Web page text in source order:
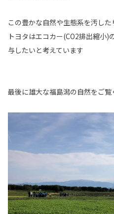
この豊かな自然や生態系を汚し
トヨタはエコカー(CO2排出縮小
与したいと考えています
最後に雄大な福島潟の自然をご覧